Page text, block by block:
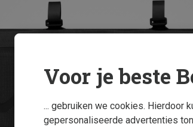
Voor je beste
... gebruiken we cookies. Hierdoor
gepersonaliseerde advertenties